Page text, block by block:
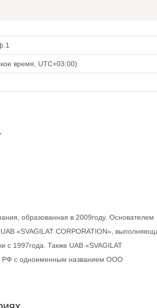
время, UTC+03:00)
образованная в 2009году. Основателем
«SVAGILAT CORPORATION»,
с 1997года. Также UAB «SVAGILAT
РФ с одноименным названием ООО